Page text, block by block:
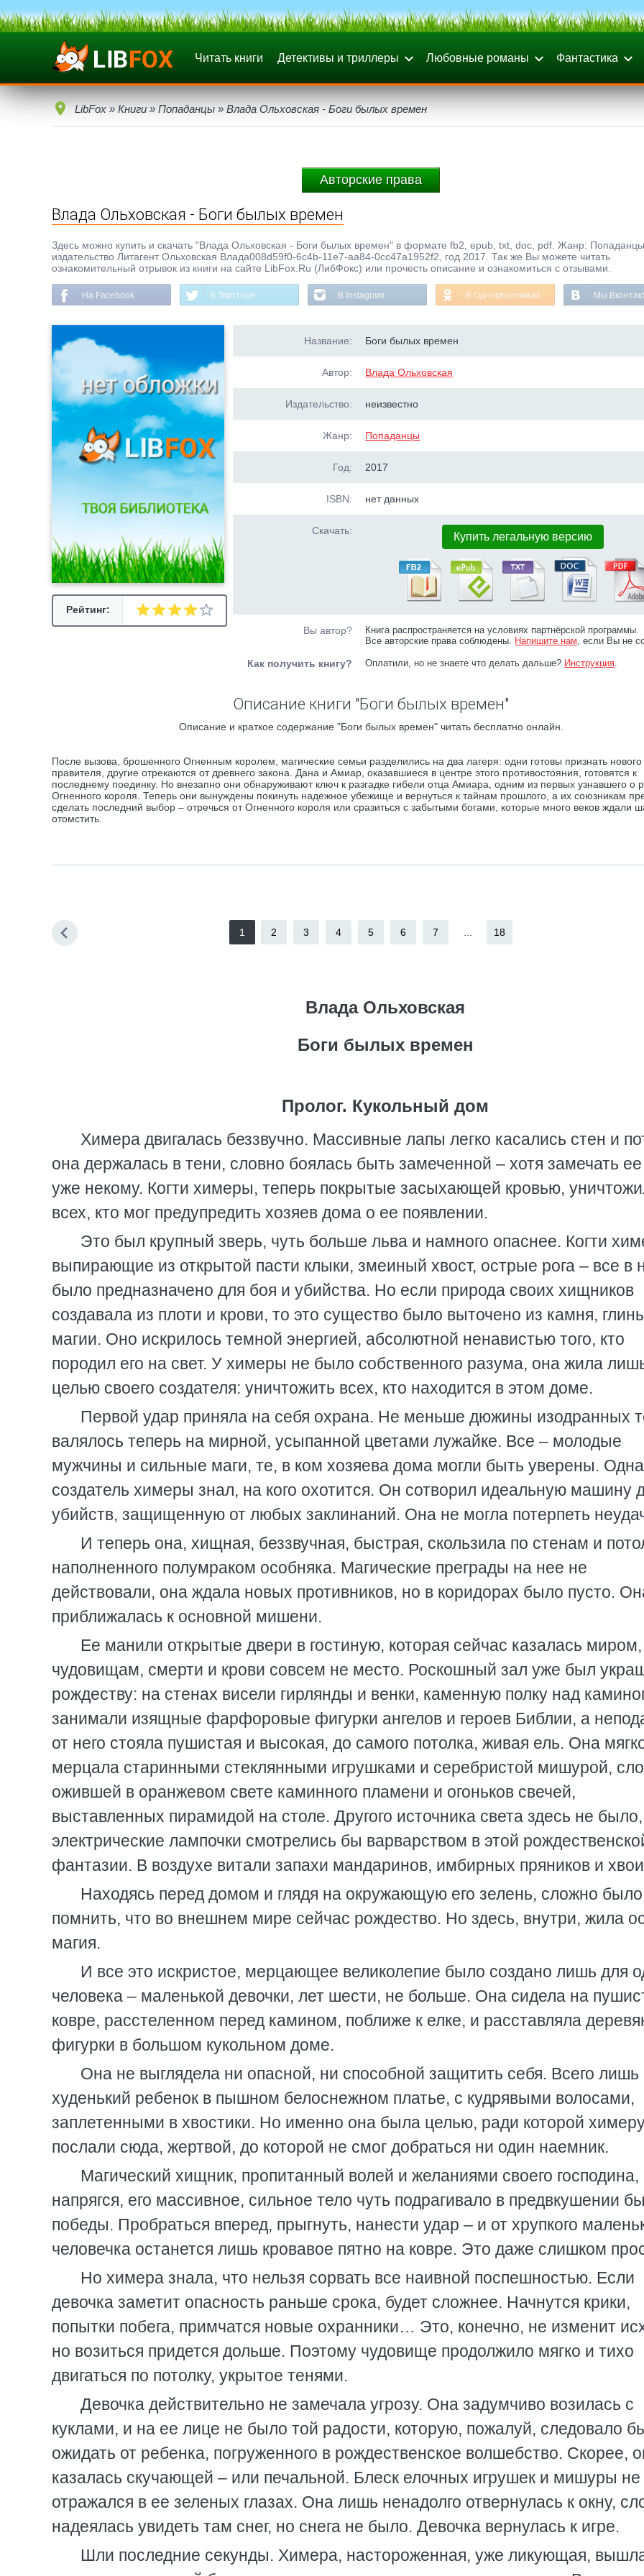
Читать книги Детективы и триллеры Любовные романы Фантастика
LibFox » Книги » Попаданцы » Влада Ольховская - Боги былых времен
Авторские права
Влада Ольховская - Боги былых времен
Здесь можно купить и скачать "Влада Ольховская - Боги былых времен" в формате fb2, epub, txt, doc, pdf. Жанр: Попаданцы,
издательство Литагент Ольховская Влада008d59f0-6c4b-11e7-aa84-0cc47a1952f2, год 2017. Так же Вы можете читать
ознакомительный отрывок из книги на сайте LibFox.Ru (ЛибФокс) или прочесть описание и ознакомиться с отзывами.
На Facebook В Твиттере В Instagram В Одноклассниках Мы
Рейтинг:
Название: Боги былых времен
Автор: Влада Ольховская
Издательство: неизвестно
Жанр: Попаданцы
Год: 2017
ISBN: нет данных
Скачать: Купить легальную версию
Вы автор?
Книга распространяется на условиях партнёрской программы.
Все авторские права соблюдены. Напишите нам, если Вы не
Как получить книгу? Оплатили, но не знаете что делать дальше? Инструкция.
Описание книги "Боги былых времен"
Описание и краткое содержание "Боги былых времен" читать бесплатно онлайн.
После вызова, брошенного Огненным королем, магические семьи разделились на два лагеря: одни готовы признать нового
правителя, другие отрекаются от древнего закона. Дана и Амиар, оказавшиеся в центре этого противостояния, готовятся к
последнему поединку. Но внезапно они обнаруживают ключ к разгадке гибели отца Амиара, одним из первых узнавшего о
Огненного короля. Теперь они вынуждены покинуть надежное убежище и вернуться к тайнам прошлого, а их союзникам
сделать последний выбор – отречься от Огненного короля или сразиться с забытыми богами, которые много веков ждали
отомстить.
1 2 3 4 5 6 7 18
Влада Ольховская
Боги былых времен
Пролог. Кукольный дом
Химера двигалась беззвучно. Массивные лапы легко касались стен и
она держалась в тени, словно боялась быть замеченной – хотя замечать
уже некому. Когти химеры, теперь покрытые засыхающей кровью,
всех, кто мог предупредить хозяев дома о ее появлении.
Это был крупный зверь, чуть больше льва и намного опаснее. Когти
выпирающие из открытой пасти клыки, змеиный хвост, острые рога – все в
было предназначено для боя и убийства. Но если природа своих хищников
создавала из плоти и крови, то это существо было выточено из камня,
магии. Оно искрилось темной энергией, абсолютной ненавистью того, кто
породил его на свет. У химеры не было собственного разума, она жила
целью своего создателя: уничтожить всех, кто находится в этом доме.
Первой удар приняла на себя охрана. Не меньше дюжины изодранных
валялось теперь на мирной, усыпанной цветами лужайке. Все – молодые
мужчины и сильные маги, те, в ком хозяева дома могли быть уверены.
создатель химеры знал, на кого охотится. Он сотворил идеальную машину
убийств, защищенную от любых заклинаний. Она не могла потерпеть
И теперь она, хищная, беззвучная, быстрая, скользила по стенам и
наполненного полумраком особняка. Магические преграды на нее не
действовали, она ждала новых противников, но в коридорах было пусто.
приближалась к основной мишени.
Ее манили открытые двери в гостиную, которая сейчас казалась миром,
чудовищам, смерти и крови совсем не место. Роскошный зал уже был
рождеству: на стенах висели гирлянды и венки, каменную полку над
занимали изящные фарфоровые фигурки ангелов и героев Библии, а
от него стояла пушистая и высокая, до самого потолка, живая ель. Она
мерцала старинными стеклянными игрушками и серебристой мишурой,
ожившей в оранжевом свете каминного пламени и огоньков свечей,
выставленных пирамидой на столе. Другого источника света здесь не было,
электрические лампочки смотрелись бы варварством в этой
фантазии. В воздухе витали запахи мандаринов, имбирных пряников и
Находясь перед домом и глядя на окружающую его зелень, сложно было
помнить, что во внешнем мире сейчас рождество. Но здесь, внутри, жила
магия.
И все это искристое, мерцающее великолепие было создано лишь для
человека – маленькой девочки, лет шести, не больше. Она сидела на
ковре, расстеленном перед камином, поближе к елке, и расставляла
фигурки в большом кукольном доме.
Она не выглядела ни опасной, ни способной защитить себя. Всего лишь
худенький ребенок в пышном белоснежном платье, с кудрявыми волосами,
заплетенными в хвостики. Но именно она была целью, ради которой
послали сюда, жертвой, до которой не смог добраться ни один наемник.
Магический хищник, пропитанный волей и желаниями своего господина,
напрягся, его массивное, сильное тело чуть подрагивало в предвкушении
победы. Пробраться вперед, прыгнуть, нанести удар – и от хрупкого
человечка останется лишь кровавое пятно на ковре. Это даже слишком
Но химера знала, что нельзя сорвать все наивной поспешностью. Если
девочка заметит опасность раньше срока, будет сложнее. Начнутся крики,
попытки побега, примчатся новые охранники… Это, конечно, не изменит
но возиться придется дольше. Поэтому чудовище продолжило мягко и тихо
двигаться по потолку, укрытое тенями.
Девочка действительно не замечала угрозу. Она задумчиво возилась с
куклами, и на ее лице не было той радости, которую, пожалуй, следовало
ожидать от ребенка, погруженного в рождественское волшебство. Скорее,
казалась скучающей – или печальной. Блеск елочных игрушек и мишуры не
отражался в ее зеленых глазах. Она лишь ненадолго отвернулась к окну,
надеялась увидеть там снег, но снега не было. Девочка вернулась к игре.
Шли последние секунды. Химера, настороженная, уже ликующая,